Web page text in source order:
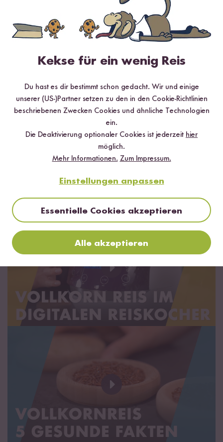
Jetzt kaufen
Kekse für ein wenig Reis
Du hast es dir bestimmt schon gedacht. Wir und einige
unserer (US-)Partner setzen zu den in den Cookie-Richtlinien
beschriebenen Zwecken Cookies und ähnliche Technologien
ein.
Die Deaktivierung optionaler Cookies ist jederzeit hier
möglich.
Mehr Informationen. Zum Impressum.
Einstellungen anpassen
Essentielle Cookies akzeptieren
Alle akzeptieren